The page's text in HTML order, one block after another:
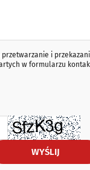
przetwarzanie i
w formularzu
WYŚLIJ